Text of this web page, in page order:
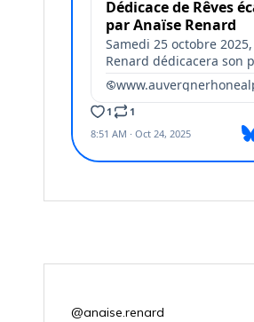
@anaise.renard